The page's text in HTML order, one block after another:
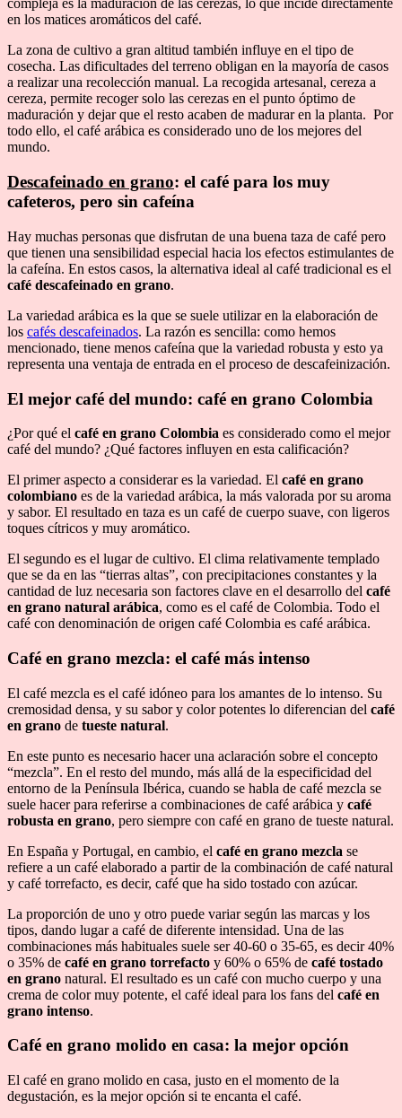
compleja es la maduración de las cerezas, lo que incide directamente
en los matices aromáticos del café.
La zona de cultivo a gran altitud también influye en el tipo de
cosecha. Las dificultades del terreno obligan en la mayoría de casos
a realizar una recolección manual. La recogida artesanal, cereza a
cereza, permite recoger solo las cerezas en el punto óptimo de
maduración y dejar que el resto acaben de madurar en la planta. Por
todo ello, el café arábica es considerado uno de los mejores del
mundo.
Descafeinado en grano: el café para los muy
cafeteros, pero sin cafeína
Hay muchas personas que disfrutan de una buena taza de café pero
que tienen una sensibilidad especial hacia los efectos estimulantes de
la cafeína. En estos casos, la alternativa ideal al café tradicional es el
café descafeinado en grano.
La variedad arábica es la que se suele utilizar en la elaboración de
los cafés descafeinados. La razón es sencilla: como hemos
mencionado, tiene menos cafeína que la variedad robusta y esto ya
representa una ventaja de entrada en el proceso de descafeinización.
El mejor café del mundo: café en grano Colombia
¿Por qué el café en grano Colombia es considerado como el mejor
café del mundo? ¿Qué factores influyen en esta calificación?
El primer aspecto a considerar es la variedad. El café en grano
colombiano es de la variedad arábica, la más valorada por su aroma
y sabor. El resultado en taza es un café de cuerpo suave, con ligeros
toques cítricos y muy aromático.
El segundo es el lugar de cultivo. El clima relativamente templado
que se da en las “tierras altas”, con precipitaciones constantes y la
cantidad de luz necesaria son factores clave en el desarrollo del café
en grano natural arábica, como es el café de Colombia. Todo el
café con denominación de origen café Colombia es café arábica.
Café en grano mezcla: el café más intenso
El café mezcla es el café idóneo para los amantes de lo intenso. Su
cremosidad densa, y su sabor y color potentes lo diferencian del café
en grano de tueste natural.
En este punto es necesario hacer una aclaración sobre el concepto
“mezcla”. En el resto del mundo, más allá de la especificidad del
entorno de la Península Ibérica, cuando se habla de café mezcla se
suele hacer para referirse a combinaciones de café arábica y café
robusta en grano, pero siempre con café en grano de tueste natural.
En España y Portugal, en cambio, el café en grano mezcla se
refiere a un café elaborado a partir de la combinación de café natural
y café torrefacto, es decir, café que ha sido tostado con azúcar.
La proporción de uno y otro puede variar según las marcas y los
tipos, dando lugar a café de diferente intensidad. Una de las
combinaciones más habituales suele ser 40-60 o 35-65, es decir 40%
o 35% de café en grano torrefacto y 60% o 65% de café tostado
en grano natural. El resultado es un café con mucho cuerpo y una
crema de color muy potente, el café ideal para los fans del café en
grano intenso.
Café en grano molido en casa: la mejor opción
El café en grano molido en casa, justo en el momento de la
degustación, es la mejor opción si te encanta el café.